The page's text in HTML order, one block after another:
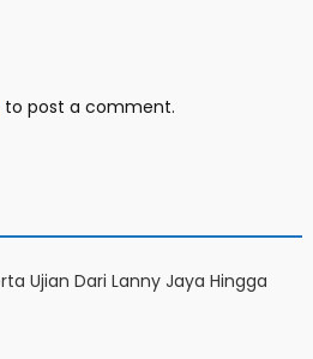
to post a comment.
Ujian Dari Lanny Jaya Hingga